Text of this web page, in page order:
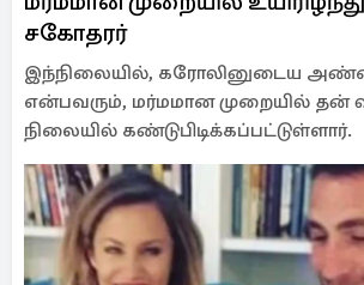
சகோதரர்
இந்நிலையில், கரோலினுடைய
என்பவரும், மர்மமான முறையில் தன்
நிலையில் கண்டுபிடிக்கப்பட்டுள்ளார்.